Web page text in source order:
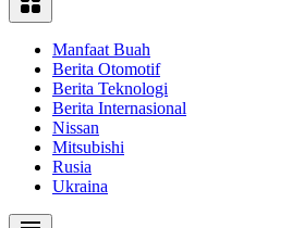
Manfaat Buah
Berita Otomotif
Berita Teknologi
Berita Internasional
Nissan
Mitsubishi
Rusia
Ukraina